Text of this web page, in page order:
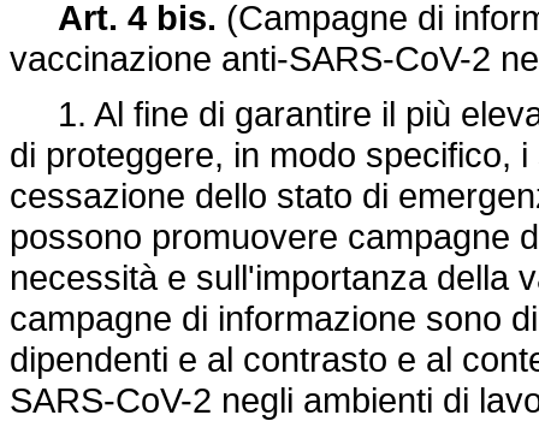
Art. 4 bis. (Campagne di
vaccinazione anti-SARS-CoV-2
1. Al fine di garantire il più
di proteggere, in modo specifico,
cessazione dello stato di
possono promuovere campagne
necessità e sull'importanza della
campagne di informazione sono
dipendenti e al contrasto e al
SARS-CoV-2 negli ambienti di